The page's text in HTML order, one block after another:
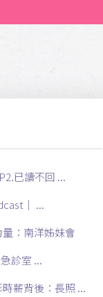
已讀不回 ...
｜ ...
：南洋姊妹會
診室 ...
薪背後：長照 ...